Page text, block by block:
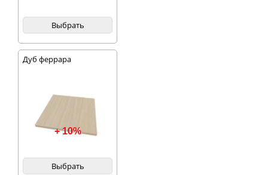
Выбрать
Дуб феррара
+ 10%
Выбрать